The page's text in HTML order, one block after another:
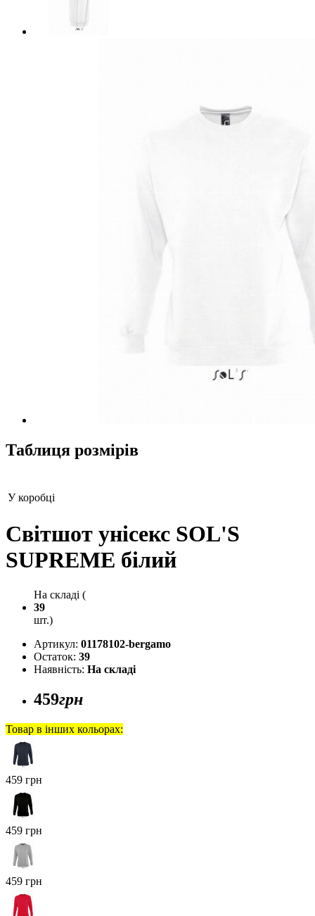
Таблиця розмірів
У коробці
Світшот унісекс SOL'S
SUPREME білий
На складі (
39
шт.)
Артикул: 01178102-bergamo
Остаток: 39
Наявність: На складі
459грн
Товар в інших кольорах:
459 грн
459 грн
459 грн